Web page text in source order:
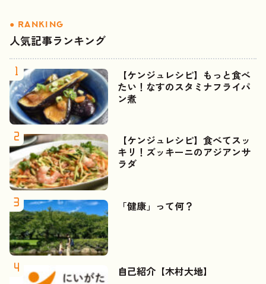
人気記事ランキング
【ケンジュレシピ】もっと食べ
たい！なすのスタミナフライパ
ン煮
【ケンジュレシピ】食べてスッ
キリ！ズッキーニのアジアンサ
ラダ
「健康」って何？
自己紹介【木村大地】